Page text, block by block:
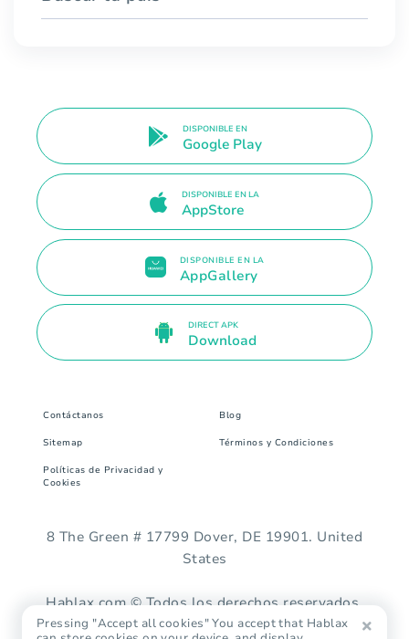
DISPONIBLE EN
Google Play
DISPONIBLE EN LA
AppStore
DISPONIBLE EN LA
AppGallery
DIRECT APK
Download
Contáctanos Blog
Sitemap Términos y Condiciones
Políticas de Privacidad y
Cookies
8 The Green # 17799 Dover, DE 19901. United
States
Hablax.com © Todos los derechos reservados.
Pressing "Accept all cookies" You accept that Hablax